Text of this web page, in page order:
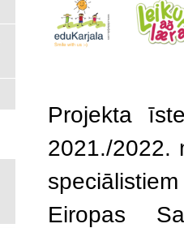
Projekta
2021./2022.
Eiropas